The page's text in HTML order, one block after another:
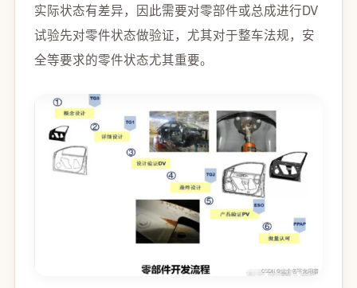
实际状态有差异，因此需要对零部件或总成进行DV
试验先对零件状态做验证，尤其对于整车法规，安
全等要求的零件状态尤其重要。